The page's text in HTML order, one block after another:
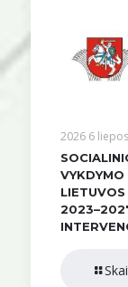
2026 6 liepos